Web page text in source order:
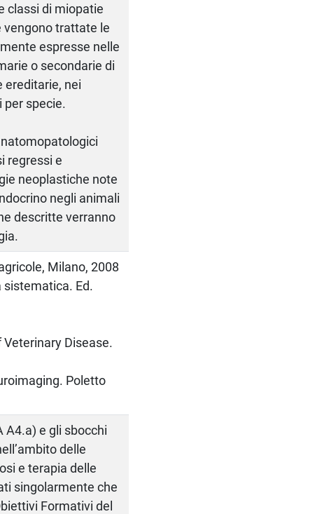
classi di miopatie
vengono trattate le
espresse nelle
o secondarie di
ereditarie, nei
per specie.
regressi e
neoplastiche note
negli animali
descritte verranno
Milano, 2008
sistematica. Ed.
Disease.
Poletto
A4.a) e gli sbocchi
delle
e terapia delle
singolarmente che
Formativi del